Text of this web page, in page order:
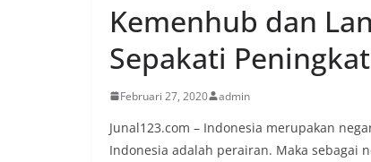
Kemenhub dan
Sepakati
Februari 27, 2020 admin
Junal123.com – Indonesia merupakan
Indonesia adalah perairan. Maka sebagai